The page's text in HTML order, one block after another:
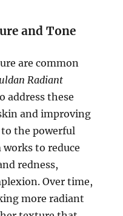
and Tone
are common
Radiant
address these
and improving
the powerful
to reduce
redness,
Over time,
more radiant